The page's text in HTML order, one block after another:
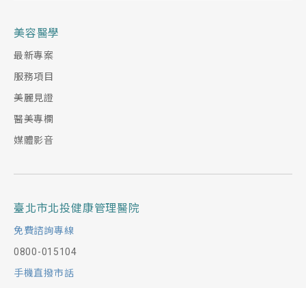
美容醫學
最新專案
服務項目
美麗見證
醫美專欄
媒體影音
臺北市北投健康管理醫院
免費諮詢專線
0800-015104
手機直撥市話